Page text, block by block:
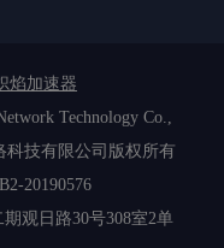
焰加速器
Technology Co.,
科技有限公司版权所有
20190576
观日路30号308室2单